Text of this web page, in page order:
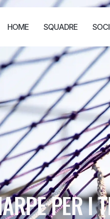
HOME SQUADRE
PER I